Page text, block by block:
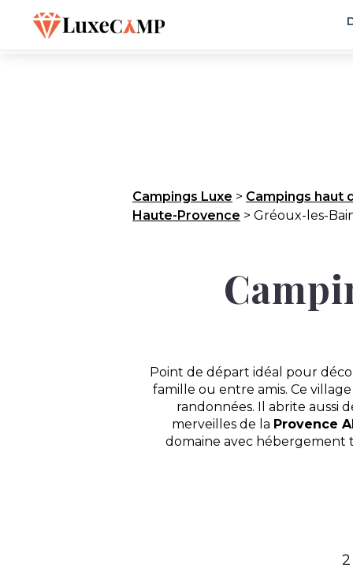
Campings Luxe > Campings haut
Haute-Provence > Gréoux-les-
Point de départ idéal pour
famille ou entre amis. Ce
randonnées. Il abrite aussi
merveilles de la Provence
domaine avec hébergement